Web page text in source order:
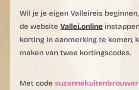
Wil je je eigen Valleireis
de websiteVallei.online
korting in aanmerking te komen,
maken van twee kortingscodes.
Met code